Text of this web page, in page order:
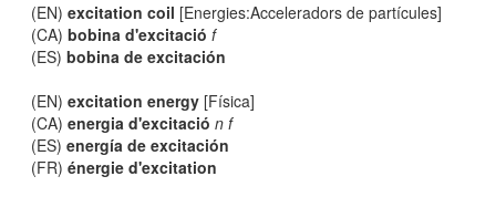
(EN)excitation coil [Energies:Acceleradors de partícules]
(CA)bobina d'excitació f
(ES)bobina de excitación
(EN)excitation energy [Física]
(CA)energia d'excitació n f
(ES)energía de excitación
(FR)énergie d'excitation